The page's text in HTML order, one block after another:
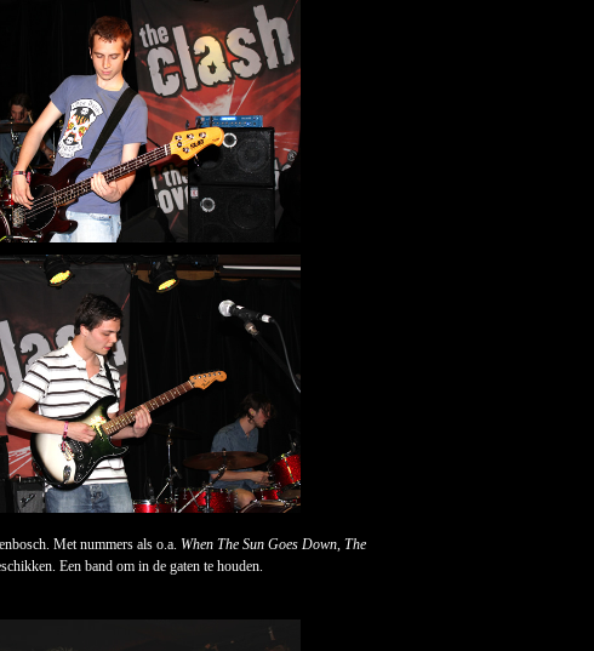
Met nummers als o.a. When The Sun Goes Down, The
Een band om in de gaten te houden.